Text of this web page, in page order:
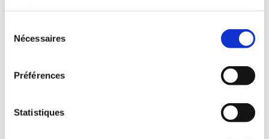
Nécessaires
Préférences
Statistiques